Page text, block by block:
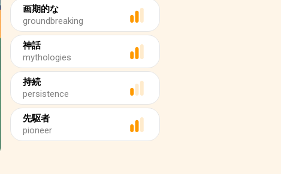
画期的な
groundbreaking
神話
mythologies
持続
persistence
先駆者
pioneer